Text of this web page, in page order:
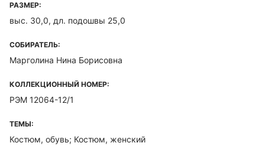
РАЗМЕР:
выс. 30,0, дл. подошвы 25,0
СОБИРАТЕЛЬ:
Марголина Нина Борисовна
КОЛЛЕКЦИОННЫЙ НОМЕР:
РЭМ 12064-12/1
ТЕМЫ:
Костюм, обувь; Костюм, женский